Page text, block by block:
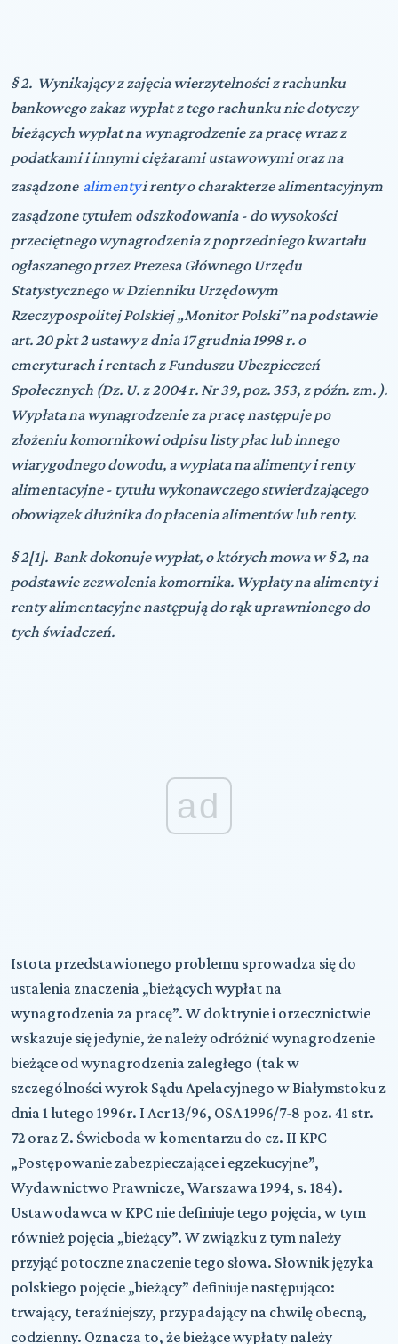
§ 2. Wynikający z zajęcia wierzytelności z rachunku
bankowego zakaz wypłat z tego rachunku nie dotyczy
bieżących wypłat na wynagrodzenie za pracę wraz z
podatkami i innymi ciężarami ustawowymi oraz na
zasądzone alimentyi renty o charakterze alimentacyjnym
zasądzone tytułem odszkodowania - do wysokości
przeciętnego wynagrodzenia z poprzedniego kwartału
ogłaszanego przez Prezesa Głównego Urzędu
Statystycznego w Dzienniku Urzędowym
Rzeczypospolitej Polskiej „Monitor Polski” na podstawie
art. 20 pkt 2 ustawy z dnia 17 grudnia 1998 r. o
emeryturach i rentach z Funduszu Ubezpieczeń
Społecznych (Dz. U. z 2004 r. Nr 39, poz. 353, z późn. zm. ).
Wypłata na wynagrodzenie za pracę następuje po
złożeniu komornikowi odpisu listy płac lub innego
wiarygodnego dowodu, a wypłata na alimenty i renty
alimentacyjne - tytułu wykonawczego stwierdzającego
obowiązek dłużnika do płacenia alimentów lub renty.
§ 2[1]. Bank dokonuje wypłat, o których mowa w § 2, na
podstawie zezwolenia komornika. Wypłaty na alimenty i
renty alimentacyjne następują do rąk uprawnionego do
tych świadczeń.
ad
Istota przedstawionego problemu sprowadza się do
ustalenia znaczenia „bieżących wypłat na
wynagrodzenia za pracę”. W doktrynie i orzecznictwie
wskazuje się jedynie, że należy odróżnić wynagrodzenie
bieżące od wynagrodzenia zaległego (tak w
szczególności wyrok Sądu Apelacyjnego w Białymstoku z
dnia 1 lutego 1996r. I Acr 13/96, OSA 1996/7-8 poz. 41 str.
72 oraz Z. Świeboda w komentarzu do cz. II KPC
„Postępowanie zabezpieczające i egzekucyjne”,
Wydawnictwo Prawnicze, Warszawa 1994, s. 184).
Ustawodawca w KPC nie definiuje tego pojęcia, w tym
również pojęcia „bieżący”. W związku z tym należy
przyjąć potoczne znaczenie tego słowa. Słownik języka
polskiego pojęcie „bieżący” definiuje następująco:
trwający, teraźniejszy, przypadający na chwilę obecną,
codzienny. Oznacza to, że bieżące wypłaty należy